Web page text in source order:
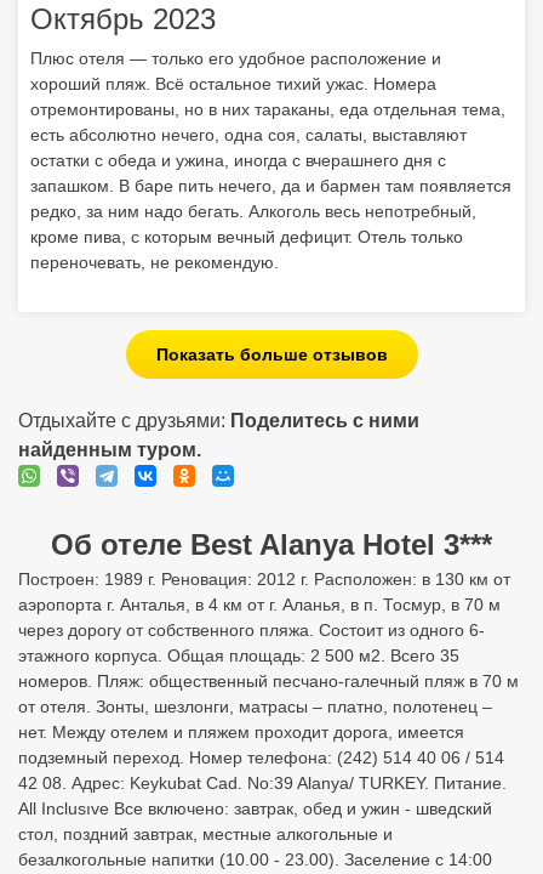
Октябрь 2023
Плюс отеля — только его удобное расположение и
хороший пляж. Всё остальное тихий ужас. Номера
отремонтированы, но в них тараканы, еда отдельная тема,
есть абсолютно нечего, одна соя, салаты, выставляют
остатки с обеда и ужина, иногда с вчерашнего дня с
запашком. В баре пить нечего, да и бармен там появляется
редко, за ним надо бегать. Алкоголь весь непотребный,
кроме пива, с которым вечный дефицит. Отель только
переночевать, не рекомендую.
Показать больше отзывов
Отдыхайте с друзьями: Поделитесь с ними
найденным туром.
Об отеле Best Alanya Hotel 3***
Построен: 1989 г. Реновация: 2012 г. Расположен: в 130 км от
аэропорта г. Анталья, в 4 км от г. Аланья, в п. Тосмур, в 70 м
через дорогу от собственного пляжа. Состоит из одного 6-
этажного корпуса. Общая площадь: 2 500 м2. Всего 35
номеров. Пляж: общественный песчано-галечный пляж в 70 м
от отеля. Зонты, шезлонги, матрасы – платно, полотенец –
нет. Между отелем и пляжем проходит дорога, имеется
подземный переход. Номер телефона: (242) 514 40 06 / 514
42 08. Адрес: Keykubat Cad. No:39 Alanya/ TURKEY. Питание.
All Inclusıve Все включено: завтрак, обед и ужин - шведский
стол, поздний завтрак, местные алкогольные и
безалкогольные напитки (10.00 - 23.00). Заселение с 14:00